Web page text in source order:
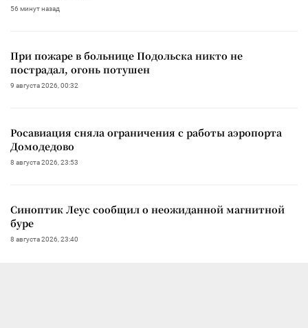
56 минут назад
При пожаре в больнице Подольска никто не
пострадал, огонь потушен
9 августа 2026, 00:32
Росавиация сняла ограничения с работы аэропорта
Домодедово
8 августа 2026, 23:53
Синоптик Леус сообщил о неожиданной магнитной
буре
8 августа 2026, 23:40